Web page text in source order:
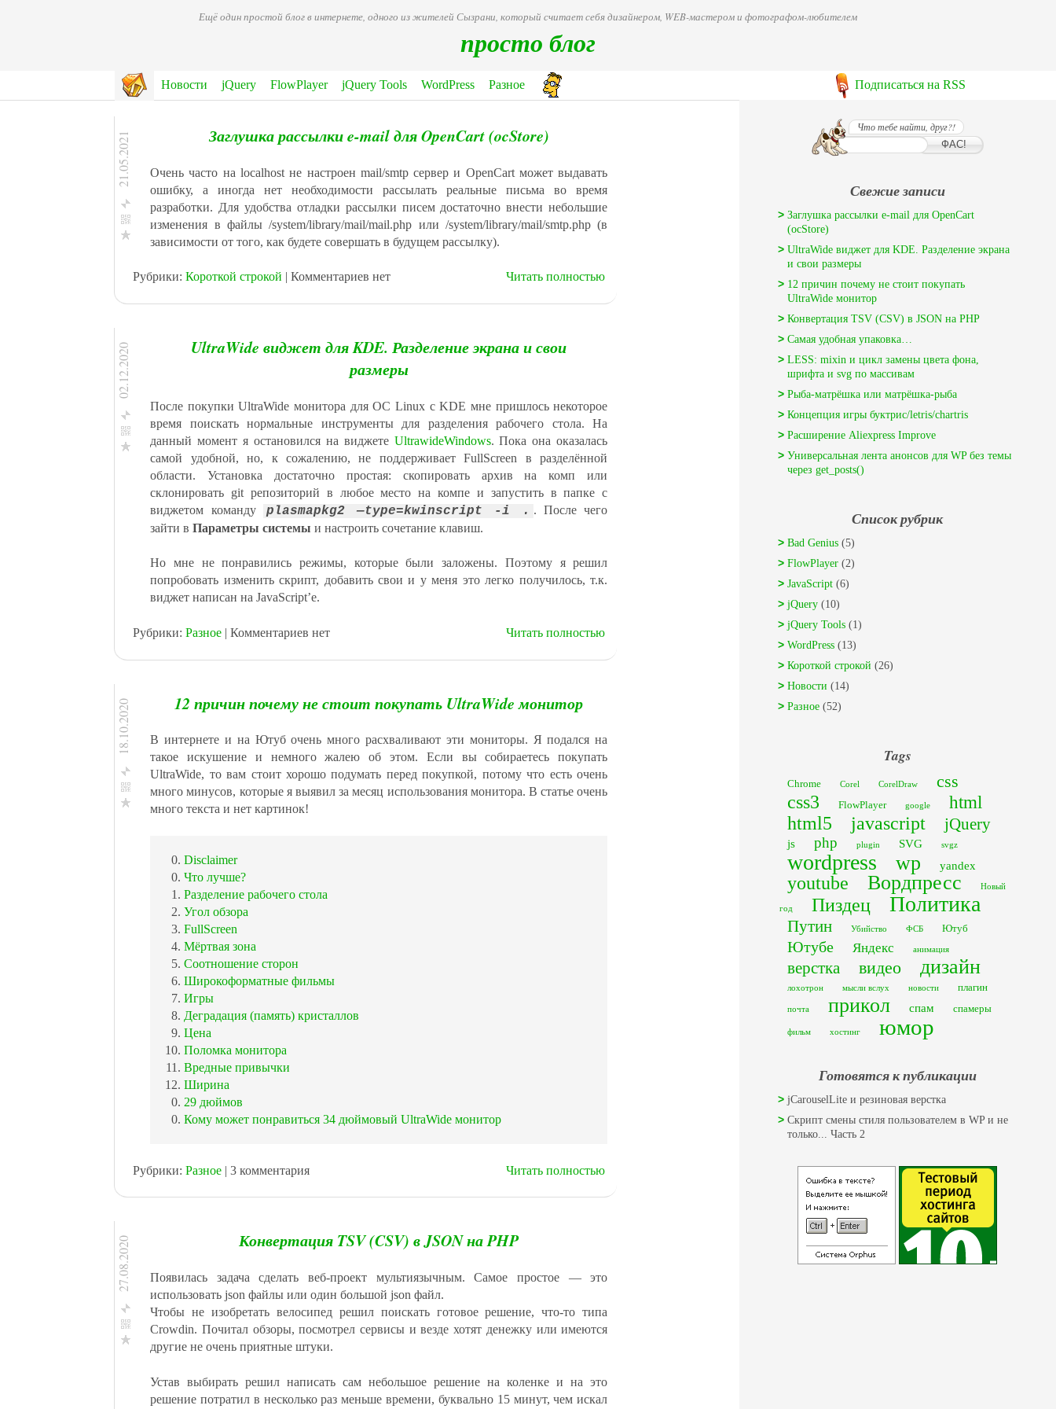
Ещё один простой блог в интернете, одного из жителей Сызрани, который считает себя дизайнером, WEB-мастером и фотографом-любителем
просто блог
Новости jQuery FlowPlayer jQuery Tools WordPress Разное Подписаться на RSS
21.05.2021
ВКонтакте
Мой Мир@Mail.Ru
Google+
Я.ру
Заглушка рассылки e-mail для OpenCart (ocStore)
Очень часто на localhost не настроен mail/smtp сервер и OpenCart может выдавать
ошибку, а иногда нет необходимости рассылать реальные письма во время
разработки. Для удобства отладки рассылки писем достаточно внести небольшие
изменения в файлы /system/library/mail/mail.php или /system/library/mail/smtp.php (в
зависимости от того, как будете совершать в будущем рассылку).
Читать полностью
Рубрики: Короткой строкой | Комментариев нет
02.12.2020
Facebook
ВКонтакте
Одноклассникм
Мой Мир@Mail.Ru
Twitter
Blogger
Мой Круг
Яндекс.Закладки
UltraWide виджет для KDE. Разделение экрана и свои
размеры
После покупки UltraWide монитора для ОС Linux с KDE мне пришлось некоторое
время поискать нормальные инструменты для разделения рабочего стола. На
данный момент я остановился на виджете UltrawideWindows. Пока она оказалась
самой удобной, но, к сожалению, не поддерживает FullScreen в разделённой
области. Установка достаточно простая: скопировать архив на комп или
склонировать git репозиторий в любое место на компе и запустить в папке с
виджетом команду
plasmapkg2 —type=kwinscript -i . . После чего
зайти вПараметры системы и настроить сочетание клавиш.
Но мне не понравились режимы, которые были заложены. Поэтому я решил
попробовать изменить скрипт, добавить свои и у меня это легко получилось, т.к.
виджет написан на JavaScript’е.
Читать полностью
Рубрики: Разное| Комментариев нет
18.10.2020
Одноклассникм
Мой Мир@Mail.Ru
Twitter
Google+
Blogger
Мой Круг
Яндекс.Закладки
Я.ру
12 причин почему не стоит покупать UltraWide монитор
В интернете и на Ютуб очень много расхваливают эти мониторы. Я подался на
такое искушение и немного жалею об этом. Если вы собираетесь покупать
UltraWide, то вам стоит хорошо подумать перед покупкой, потому что есть очень
много минусов, которые я выявил за месяц использования монитора. В статье очень
много текста и нет картинок!
Disclaimer
Что лучше?
Разделение рабочего стола
Угол обзора
FullScreen
Мёртвая зона
Соотношение сторон
Широкоформатные фильмы
Игры
Деградация (память) кристаллов
Цена
Поломка монитора
Вредные привычки
Ширина
29 дюймов
Кому может понравиться 34 дюймовый UltraWide монитор
Читать полностью
Рубрики: Разное| 3 комментария
27.08.2020
ВКонтакте
Конвертация TSV (CSV) в JSON на PHP
Появилась задача сделать веб-проект мультиязычным. Самое простое — это
использовать json файлы или один большой json файл.
Чтобы не изобретать велосипед решил поискать готовое решение, что-то типа
Crowdin. Почитал обзоры, посмотрел сервисы и везде хотят денежку или имеются
другие не очень приятные штуки.
Устав выбирать решил написать сам небольшое решение на коленке и на это
решение потратил в несколько раз меньше времени, буквально 15 минут, чем искал
Что тебе найти, друг?!
Свежие записи
Заглушка рассылки e-mail для OpenCart
(ocStore)
UltraWide виджет для KDE. Разделение экрана
и свои размеры
12 причин почему не стоит покупать
UltraWide монитор
Конвертация TSV (CSV) в JSON на PHP
Самая удобная упаковка…
LESS: mixin и цикл замены цвета фона,
шрифта и svg по массивам
Рыба-матрёшка или матрёшка-рыба
Концепция игры буктрис/letris/chartris
Расширение Aliexpress Improve
Универсальная лента анонсов для WP без темы
через get_posts()
Список рубрик
Bad Genius (5)
FlowPlayer (2)
JavaScript (6)
jQuery (10)
jQuery Tools (1)
WordPress (13)
Короткой строкой (26)
Новости (14)
Разное (52)
Tags
Chrome Corel CorelDraw css
css3 FlowPlayer google html
html5 javascript jQuery
js php plugin SVG svgz
wordpress wp yandex
youtube Вордпресс Новый
год Пиздец Политика
Путин Убийство ФСБ Ютуб
Ютубе Яндекс анимация
верстка видео дизайн
лохотрон мысли вслух новости плагин
почта прикол спам спамеры
фильм хостинг юмор
Готовятся к публикации
jCarouselLite и резиновая верстка
Скрипт смены стиля пользователем в WP и не
только... Часть 2